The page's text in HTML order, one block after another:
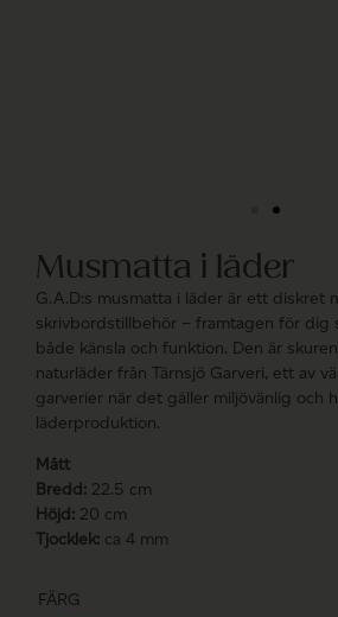
Musmatta i läder
G.A.D:s musmatta i läder är ett diskret
skrivbordstillbehör – framtagen för dig
både känsla och funktion. Den är
naturläder från Tärnsjö Garveri, ett av
garverier när det gäller miljövänlig och
läderproduktion.
Mått
Bredd: 22.5 cm
Höjd: 20 cm
Tjocklek: ca 4 mm
FÄRG